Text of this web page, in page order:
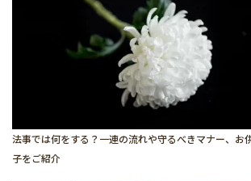
法事では何をする？一連の流れや守るべきマナー、お
子をご紹介